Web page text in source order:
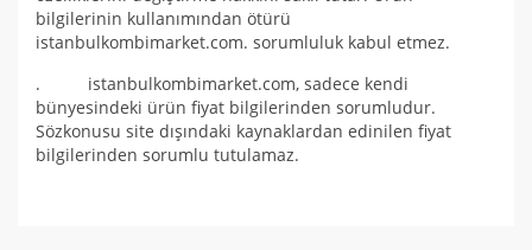
bilgilerinin kullanımından ötürü
istanbulkombimarket.com. sorumluluk kabul etmez.
. istanbulkombimarket.com, sadece kendi
bünyesindeki ürün fiyat bilgilerinden sorumludur.
Sözkonusu site dışındaki kaynaklardan edinilen fiyat
bilgilerinden sorumlu tutulamaz.